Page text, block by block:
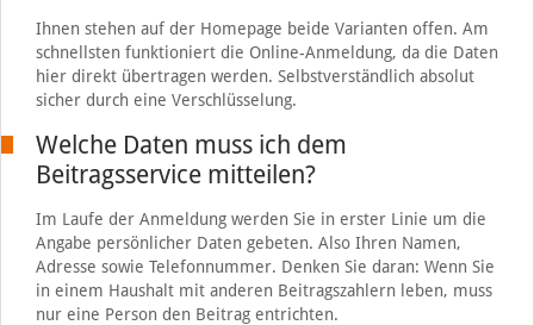
Ihnen stehen auf der Homepage beide Varianten offen. Am
schnellsten funktioniert die Online-Anmeldung, da die Daten
hier direkt übertragen werden. Selbstverständlich absolut
sicher durch eine Verschlüsselung.
Welche Daten muss ich dem
Beitragsservice mitteilen?
Im Laufe der Anmeldung werden Sie in erster Linie um die
Angabe persönlicher Daten gebeten. Also Ihren Namen,
Adresse sowie Telefonnummer. Denken Sie daran: Wenn Sie
in einem Haushalt mit anderen Beitragszahlern leben, muss
nur eine Person den Beitrag entrichten.